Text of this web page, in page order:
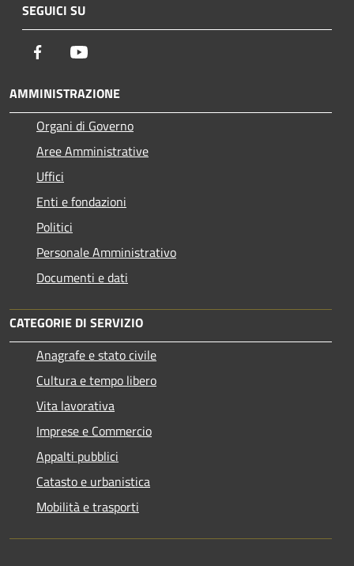
SEGUICI SU
Facebook
AMMINISTRAZIONE
Organi di Governo
Aree Amministrative
Uffici
Enti e fondazioni
Politici
Personale Amministrativo
Documenti e dati
CATEGORIE DI SERVIZIO
Anagrafe e stato civile
Cultura e tempo libero
Vita lavorativa
Imprese e Commercio
Appalti pubblici
Catasto e urbanistica
Mobilità e trasporti